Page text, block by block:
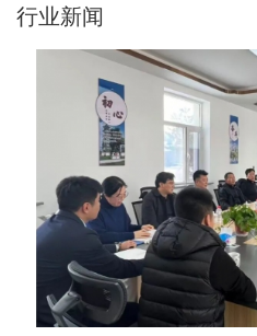
行业新闻